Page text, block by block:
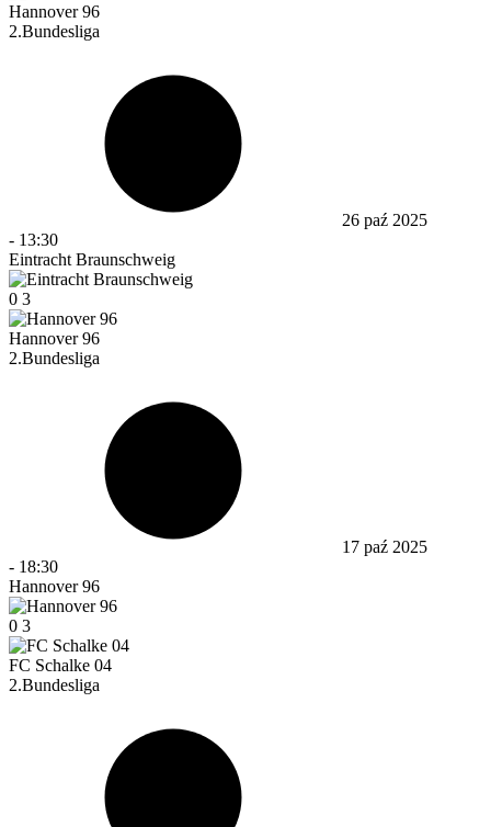
Hannover 96
2.Bundesliga
26 paź 2025
- 13:30
Eintracht Braunschweig
0 3
Hannover 96
2.Bundesliga
17 paź 2025
- 18:30
Hannover 96
0 3
FC Schalke 04
2.Bundesliga